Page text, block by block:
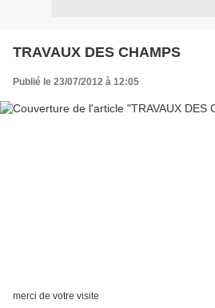
TRAVAUX DES CHAMPS
Publié le 23/07/2012 à 12:05
merci de votre visite